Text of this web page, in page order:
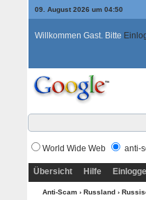
09. August 2026 um 04:50
Willkommen Gast. Bitte
World Wide Web anti-
Übersicht Hilfe
Anti-Scam› Russland›